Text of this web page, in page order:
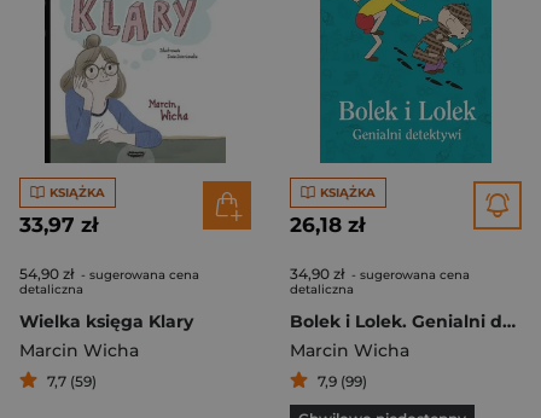
KSIĄŻKA
33,97 zł
54,90 zł - sugerowana cena
detaliczna
Wielka księga Klary
Marcin Wicha
7,7 (59)
KSIĄŻKA
26,18 zł
34,90 zł - sugerowana cena
detaliczna
Bolek i Lolek. Genialni detektywi
Marcin Wicha
7,9 (99)